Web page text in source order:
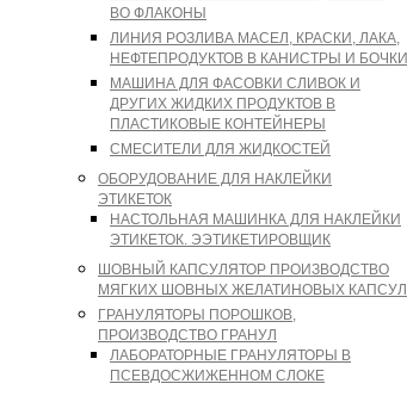
ВО ФЛАКОНЫ
ЛИНИЯ РОЗЛИВА МАСЕЛ, КРАСКИ, ЛАКА,
НЕФТЕПРОДУКТОВ В КАНИСТРЫ И БОЧКИ
МАШИНА ДЛЯ ФАСОВКИ СЛИВОК И
ДРУГИХ ЖИДКИХ ПРОДУКТОВ В
ПЛАСТИКОВЫЕ КОНТЕЙНЕРЫ
СМЕСИТЕЛИ ДЛЯ ЖИДКОСТЕЙ
ОБОРУДОВАНИЕ ДЛЯ НАКЛЕЙКИ
ЭТИКЕТОК
НАСТОЛЬНАЯ МАШИНКА ДЛЯ НАКЛЕЙКИ
ЭТИКЕТОК. ЭЭТИКЕТИРОВЩИК
ШОВНЫЙ КАПСУЛЯТОР ПРОИЗВОДСТВО
МЯГКИХ ШОВНЫХ ЖЕЛАТИНОВЫХ КАПСУЛ
ГРАНУЛЯТОРЫ ПОРОШКОВ,
ПРОИЗВОДСТВО ГРАНУЛ
ЛАБОРАТОРНЫЕ ГРАНУЛЯТОРЫ В
ПСЕВДОСЖИЖЕННОМ СЛОКЕ